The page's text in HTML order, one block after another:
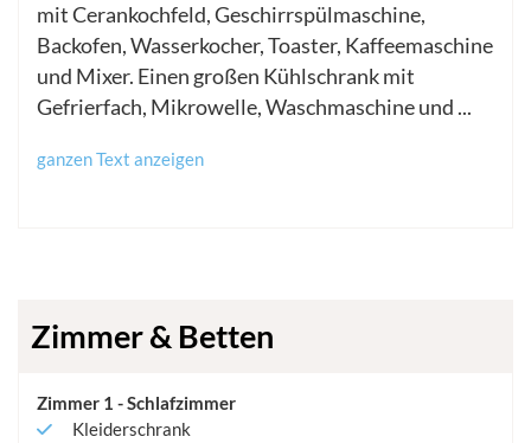
mit Cerankochfeld, Geschirrspülmaschine,
Backofen, Wasserkocher, Toaster, Kaffeemaschine
und Mixer. Einen großen Kühlschrank mit
Gefrierfach, Mikrowelle, Waschmaschine und ...
ganzen Text anzeigen
Zimmer & Betten
Zimmer 1 -Schlafzimmer
Kleiderschrank